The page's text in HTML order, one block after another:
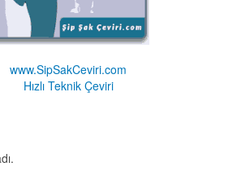
www.SipSakCeviri.com
Hızlı Teknik Çeviri